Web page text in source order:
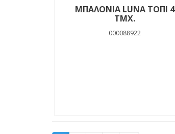
ΜΠΑΛΌΝΙΑ LUNA ΤΌΠΙ 4
ΤΜΧ.
000088922